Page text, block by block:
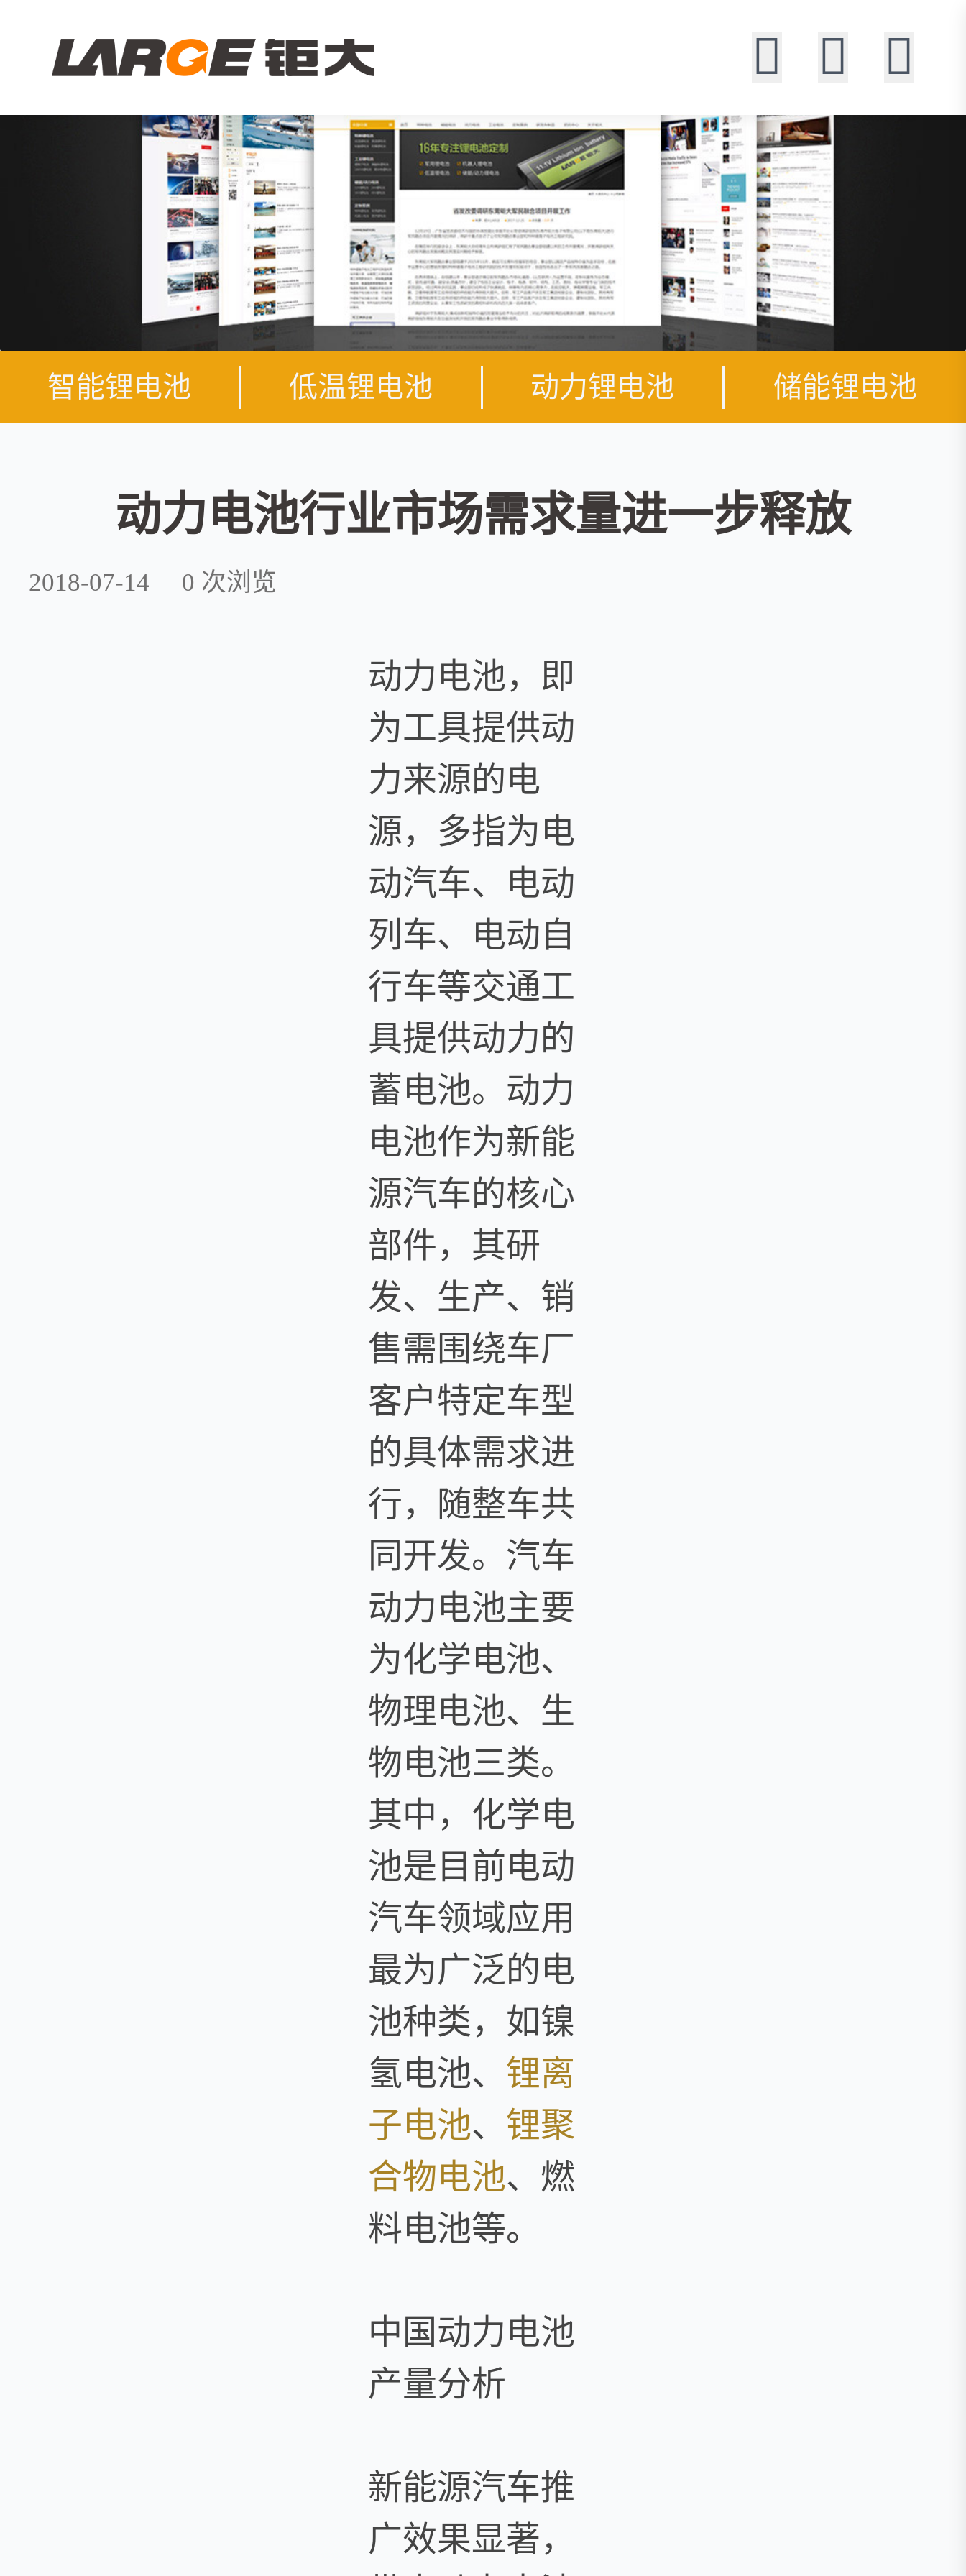
智能锂电池 低温锂电池 动力锂电池 储能锂电池
动力电池行业市场需求量进一步释放
2018-07-14 0 次浏览
动力电池，即
为工具提供动
力来源的电
源，多指为电
动汽车、电动
列车、电动自
行车等交通工
具提供动力的
蓄电池。动力
电池作为新能
源汽车的核心
部件，其研
发、生产、销
售需围绕车厂
客户特定车型
的具体需求进
行，随整车共
同开发。汽车
动力电池主要
为化学电池、
物理电池、生
物电池三类。
其中，化学电
池是目前电动
汽车领域应用
最为广泛的电
池种类，如镍
氢电池、 锂离
子电池、 锂聚
合物电池、燃
料电池等。
中国动力电池
产量分析
新能源汽车推
广效果显著，